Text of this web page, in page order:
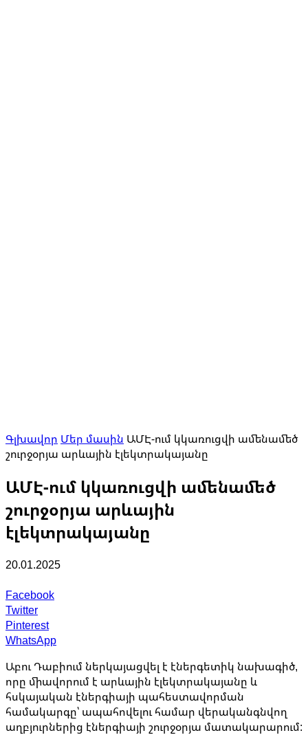
Գլխավոր Մեր մասին ԱՄԷ-ում կկառուցվի ամենամեծ
շուրջօրյա արևային էլեկտրակայանը
ԱՄԷ-ում կկառուցվի ամենամեծ
շուրջօրյա արևային
էլեկտրակայանը
20.01.2025
Facebook
Twitter
Pinterest
WhatsApp
Աբու Դաբիում ներկայացվել է էներգետիկ նախագիծ,
որը միավորում է արևային էլեկտրակայանը և
հսկայական էներգիայի պահեստավորման
համակարգը՝ ապահովելու համար վերականգնվող
աղբյուրներից էներգիայի շուրջօրյա մատակարարում: